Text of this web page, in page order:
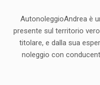
AutonoleggioAndrea è
presente sul territorio
titolare, e dalla sua
noleggio con